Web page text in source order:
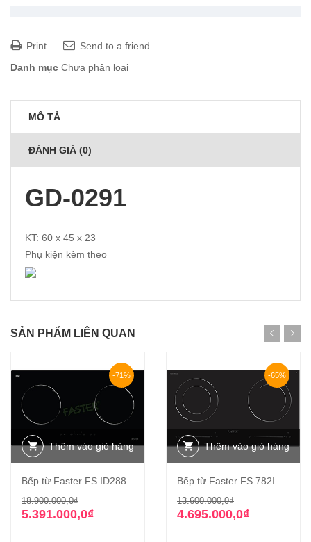
Print
Send to a friend
Danh mục Chưa phân loại
MÔ TẢ
ĐÁNH GIÁ (0)
GD-0291
KT: 60 x 45 x 23
Phụ kiện kèm theo
SẢN PHẨM LIÊN QUAN
-71%
Thêm vào giỏ hàng
Bếp từ Faster FS ID288
18.900.000,0₫Giá
gốc
5.391.000,0₫
Giá
hiện
-65%
Thêm vào giỏ hàng
Bếp từ Faster FS 782I
13.600.000,0₫Giá
gốc
4.695.000,0₫
Giá
hiện